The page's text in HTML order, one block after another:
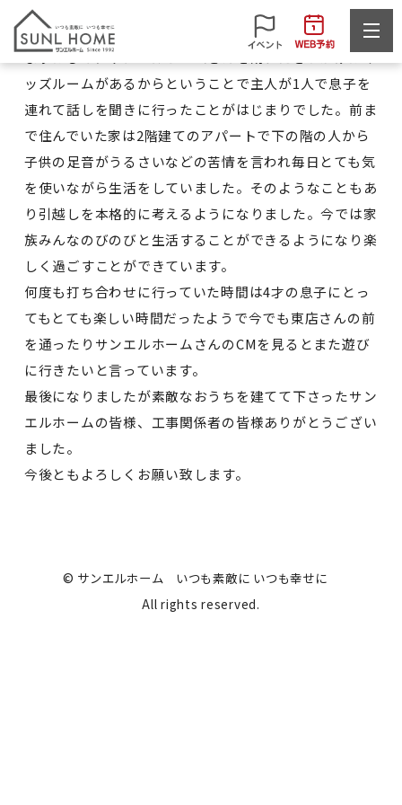
K様
まずはじめにサンエルホームさんを訪れたきっかけはキ
ッズルームがあるからということで主人が1人で息子を
連れて話しを聞きに行ったことがはじまりでした。前ま
で住んでいた家は2階建てのアパートで下の階の人から
子供の足音がうるさいなどの苦情を言われ毎日とても気
を使いながら生活をしていました。そのようなこともあ
り引越しを本格的に考えるようになりました。今では家
族みんなのびのびと生活することができるようになり楽
しく過ごすことができています。
何度も打ち合わせに行っていた時間は4才の息子にとっ
てもとても楽しい時間だったようで今でも東店さんの前
を通ったりサンエルホームさんのCMを見るとまた遊び
に行きたいと言っています。
最後になりましたが素敵なおうちを建てて下さったサン
エルホームの皆様、工事関係者の皆様ありがとうござい
ました。
今後ともよろしくお願い致します。
© サンエルホーム いつも素敵に いつも幸せに
All rights reserved.